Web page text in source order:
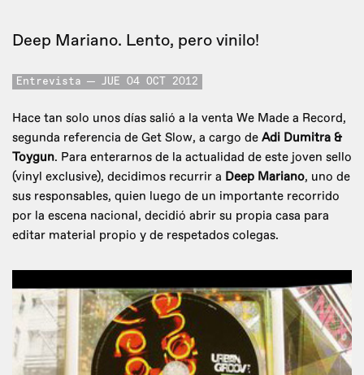
Deep Mariano. Lento, pero vinilo!
Entrevista JUE 04 OCT 2012
Hace tan solo unos días salió a la venta We Made a Record,
segunda referencia de Get Slow, a cargo de Adi Dumitra &
Toygun. Para enterarnos de la actualidad de este joven sello
(vinyl exclusive), decidimos recurrir a Deep Mariano, uno de
sus responsables, quien luego de un importante recorrido
por la escena nacional, decidió abrir su propia casa para
editar material propio y de respetados colegas.